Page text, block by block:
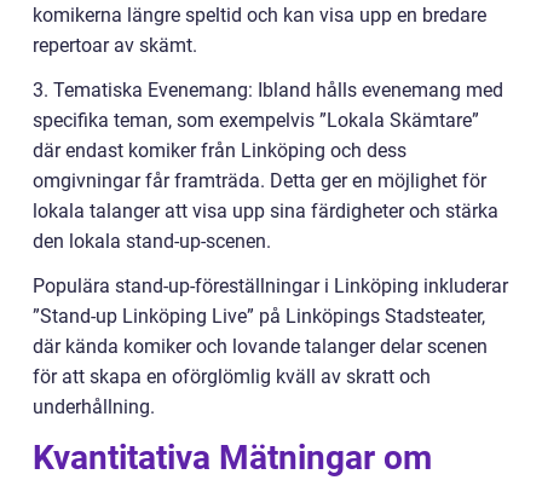
komikerna längre speltid och kan visa upp en bredare
repertoar av skämt.
3. Tematiska Evenemang: Ibland hålls evenemang med
specifika teman, som exempelvis ”Lokala Skämtare”
där endast komiker från Linköping och dess
omgivningar får framträda. Detta ger en möjlighet för
lokala talanger att visa upp sina färdigheter och stärka
den lokala stand-up-scenen.
Populära stand-up-föreställningar i Linköping inkluderar
”Stand-up Linköping Live” på Linköpings Stadsteater,
där kända komiker och lovande talanger delar scenen
för att skapa en oförglömlig kväll av skratt och
underhållning.
Kvantitativa Mätningar om